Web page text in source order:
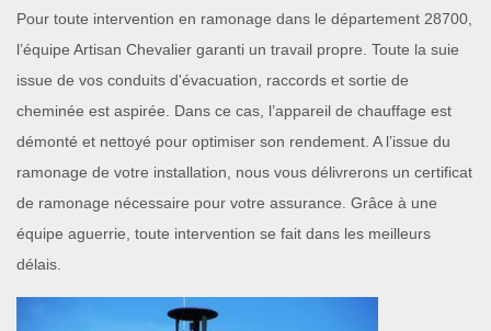
Pour toute intervention en ramonage dans le département 28700,
l’équipe Artisan Chevalier garanti un travail propre. Toute la suie
issue de vos conduits d'évacuation, raccords et sortie de
cheminée est aspirée. Dans ce cas, l’appareil de chauffage est
démonté et nettoyé pour optimiser son rendement. A l’issue du
ramonage de votre installation, nous vous délivrerons un certificat
de ramonage nécessaire pour votre assurance. Grâce à une
équipe aguerrie, toute intervention se fait dans les meilleurs
délais.